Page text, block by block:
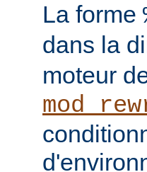
La forme
dans la
moteur